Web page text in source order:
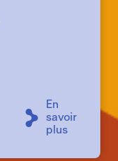
En
savoir
plus